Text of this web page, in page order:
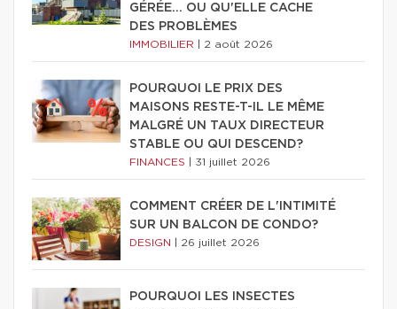
GÉRÉE… OU QU'ELLE CACHE
DES PROBLÈMES
IMMOBILIER 2 août 2026
POURQUOI LE PRIX DES
MAISONS RESTE-T-IL LE MÊME
MALGRÉ UN TAUX DIRECTEUR
STABLE OU QUI DESCEND?
FINANCES 31 juillet 2026
COMMENT CRÉER DE L'INTIMITÉ
SUR UN BALCON DE CONDO?
DESIGN 26 juillet 2026
POURQUOI LES INSECTES